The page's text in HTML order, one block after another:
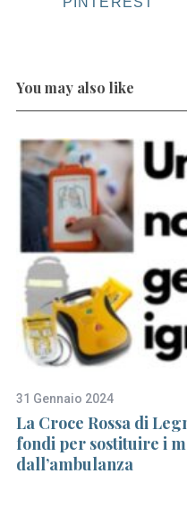
You may also like
31 Gennaio 2024
La Croce Rossa di
fondi per sostituire i
dall’ambulanza